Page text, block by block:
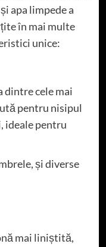
apa limpede a
în mai multe
unice:
dintre cele mai
pentru nisipul
ideale pentru
și diverse
mai liniștită,